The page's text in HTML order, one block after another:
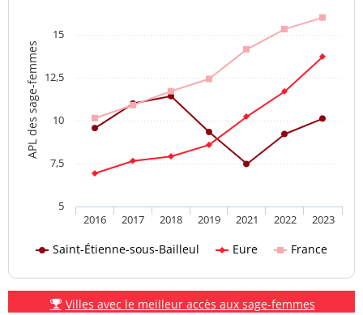
APL des sage-femmes
Saint-Étienne-sous-Bailleul Eure France
2016 2017 2018 2019 2021 2022 2023
5
7,5
10
12,5
15
Villes avec le meilleur accès aux sage-femmes